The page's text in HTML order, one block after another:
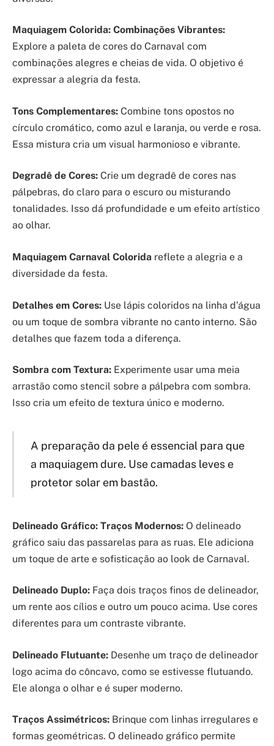
Maquiagem Colorida: Combinações Vibrantes:
Explore a paleta de cores do Carnaval com
combinações alegres e cheias de vida. O objetivo é
expressar a alegria da festa.
Tons Complementares: Combine tons opostos no
círculo cromático, como azul e laranja, ou verde e rosa.
Essa mistura cria um visual harmonioso e vibrante.
Degradê de Cores: Crie um degradê de cores nas
pálpebras, do claro para o escuro ou misturando
tonalidades. Isso dá profundidade e um efeito artístico
ao olhar.
Maquiagem Carnaval Colorida reflete a alegria e a
diversidade da festa.
Detalhes em Cores: Use lápis coloridos na linha d’água
ou um toque de sombra vibrante no canto interno. São
detalhes que fazem toda a diferença.
Sombra com Textura: Experimente usar uma meia
arrastão como stencil sobre a pálpebra com sombra.
Isso cria um efeito de textura único e moderno.
A preparação da pele é essencial para que
a maquiagem dure. Use camadas leves e
protetor solar em bastão.
Delineado Gráfico: Traços Modernos: O delineado
gráfico saiu das passarelas para as ruas. Ele adiciona
um toque de arte e sofisticação ao look de Carnaval.
Delineado Duplo: Faça dois traços finos de delineador,
um rente aos cílios e outro um pouco acima. Use cores
diferentes para um contraste vibrante.
Delineado Flutuante: Desenhe um traço de delineador
logo acima do côncavo, como se estivesse flutuando.
Ele alonga o olhar e é super moderno.
Traços Assimétricos: Brinque com linhas irregulares e
formas geométricas. O delineado gráfico permite